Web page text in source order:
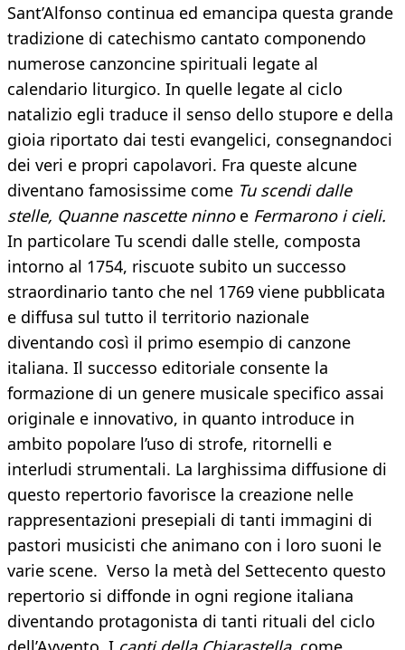
Sant’Alfonso continua ed emancipa questa grande
tradizione di catechismo cantato componendo
numerose canzoncine spirituali legate al
calendario liturgico. In quelle legate al ciclo
natalizio egli traduce il senso dello stupore e della
gioia riportato dai testi evangelici, consegnandoci
dei veri e propri capolavori. Fra queste alcune
diventano famosissime come Tu scendi dalle
stelle, Quanne nascette ninnoe Fermarono i cieli.
In particolare Tu scendi dalle stelle, composta
intorno al 1754, riscuote subito un successo
straordinario tanto che nel 1769 viene pubblicata
e diffusa sul tutto il territorio nazionale
diventando così il primo esempio di canzone
italiana. Il successo editoriale consente la
formazione di un genere musicale specifico assai
originale e innovativo, in quanto introduce in
ambito popolare l’uso di strofe, ritornelli e
interludi strumentali. La larghissima diffusione di
questo repertorio favorisce la creazione nelle
rappresentazioni presepiali di tanti immagini di
pastori musicisti che animano con i loro suoni le
varie scene. Verso la metà del Settecento questo
repertorio si diffonde in ogni regione italiana
diventando protagonista di tanti rituali del ciclo